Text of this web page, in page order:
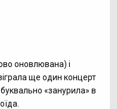
оновлювана) і
ще один концерт
«занурила» в